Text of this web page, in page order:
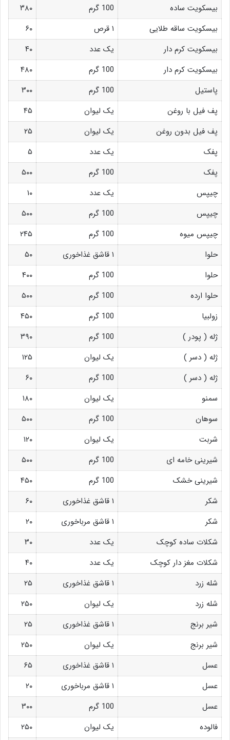
بیسکویت ساده 100 گرم
۳۸۰
بیسکویت ساقه طلایی
۱ قرص
۶۰
بیسکویت کرم دار
یک عدد
۴۰
بیسکویت کرم دار
100 گرم
۴۸۰
پاستیل
100 گرم
۳۰۰
پف فیل با روغن
یک لیوان
۴۵
پف فیل بدون روغن
یک لیوان
۲۵
پفک
یک عدد
۵
پفک
100 گرم
۵۰۰
چیپس
یک عدد
۱۰
چیپس
100 گرم
۵۰۰
چیپس میوه
100 گرم
۲۴۵
حلوا
۱ قاشق غذاخوری
۵۰
حلوا
100 گرم
۴۰۰
حلوا ارده
100 گرم
۵۰۰
زولبیا
100 گرم
۴۵۰
ژله ( پودر )
100 گرم
۳۹۰
ژله ( دسر )
یک لیوان
۱۲۵
ژله ( دسر )
100 گرم
۶۰
سمنو
یک لیوان
۱۸۰
سوهان
100 گرم
۵۰۰
شربت
یک لیوان
۱۲۰
شیرینی خامه ای
100 گرم
۵۰۰
شیرینی خشک
100 گرم
۴۵۰
شکر
۱ قاشق غذاخوری
۶۰
شکر
۱ قاشق مرباخوری
۲۰
شکلات ساده کوچک
یک عدد
۳۰
شکلات مغز دار کوچک
یک عدد
۴۰
شله زرد
۱ قاشق غذاخوری
۲۵
شله زرد
یک لیوان
۲۵۰
شیر برنج
۱ قاشق غذاخوری
۲۵
شیر برنج
یک لیوان
۲۵۰
عسل
۱ قاشق غذاخوری
۶۵
عسل
۱ قاشق مرباخوری
۲۰
عسل
100 گرم
۳۰۰
فالوده
یک لیوان
۲۵۰